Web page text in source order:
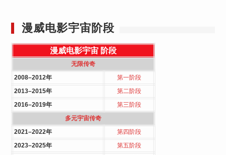
漫威电影宇宙阶段
漫威电影宇宙 阶段
无限传奇
2008–2012年
第一阶段
2013–2015年
第二阶段
2016–2019年
第三阶段
多元宇宙传奇
2021–2022年
第四阶段
2023–2025年
第五阶段